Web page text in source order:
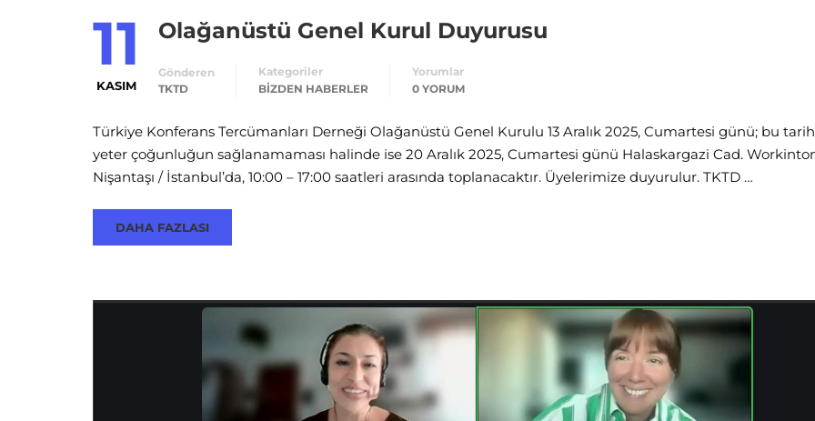
11
KASIM
Olağanüstü Genel Kurul Duyurusu
Gönderen
TKTD
Kategoriler
BIZDEN HABERLER
Yorumlar
0 YORUM
Türkiye Konferans Tercümanları Derneği Olağanüstü Genel Kurulu 13 Aralık 2025, Cumartesi günü; bu
yeter çoğunluğun sağlanamaması halinde ise 20 Aralık 2025, Cumartesi günü Halaskargazi Cad.
Nişantaşı / İstanbul’da, 10:00 – 17:00 saatleri arasında toplanacaktır. Üyelerimize duyurulur. TKTD …
DAHA FAZLASI